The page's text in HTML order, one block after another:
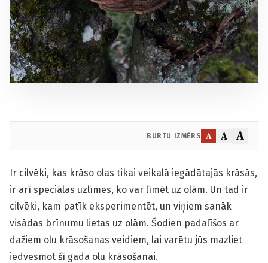
BURTU IZMĒRS A A A
Ir cilvēki, kas krāso olas tikai veikalā iegādātajās krāsās,
ir arī speciālas uzlīmes, ko var līmēt uz olām. Un tad ir
cilvēki, kam patīk eksperimentēt, un viņiem sanāk
visādas brīnumu lietas uz olām. Šodien padalīšos ar
dažiem olu krāsošanas veidiem, lai varētu jūs mazliet
iedvesmot šī gada olu krāsošanai.